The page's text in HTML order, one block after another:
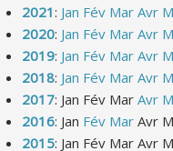
2021: Jan Fév Mar Avr
2020: Jan Fév Mar Avr
2019: Jan Fév Mar Avr
2018: Jan Fév Mar Avr
2017: Jan Fév Mar Avr
2016: Jan Fév Mar Avr
2015: Jan Fév Mar Avr